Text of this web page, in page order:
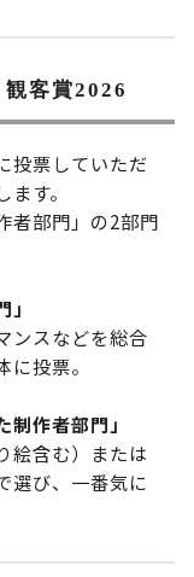
観客賞2026
投票していただ
す。
者部門」の2部門
ンスなどを総合
投票。
作者部門」
絵含む）または
選び、一番気に